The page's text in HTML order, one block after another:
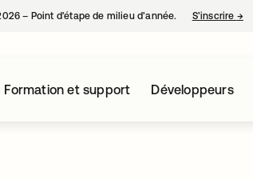
– Point d’étape de milieu d’année. S’inscrire →
Formation et support Développeurs